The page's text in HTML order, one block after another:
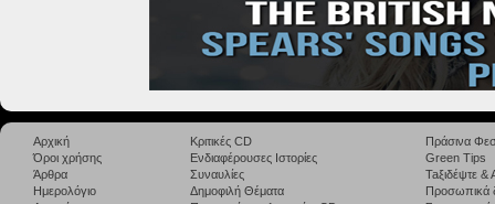
Αρχική
Όροι χρήσης
Άρθρα
Ημερολόγιο
Κριτικές CD
Ενδιαφέρουσες Ιστορίες
Συναυλίες
Δημοφιλή Θέματα
Πράσινα
Green Tips
Taξιδέψτε
Προσωπικά